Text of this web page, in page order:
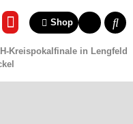
Shop
Kreispokalfinale in Lengfeld